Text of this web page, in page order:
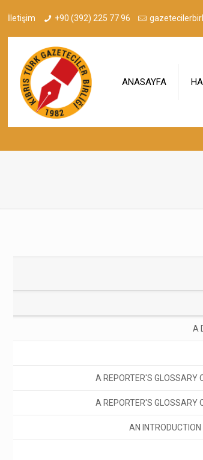
İletişim +90 (392) 225 77 96
ANASAYFA
A
A REPORTER'S GLOSSARY
A REPORTER'S GLOSSARY
AN